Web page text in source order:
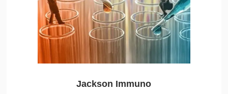
Jackson Immuno